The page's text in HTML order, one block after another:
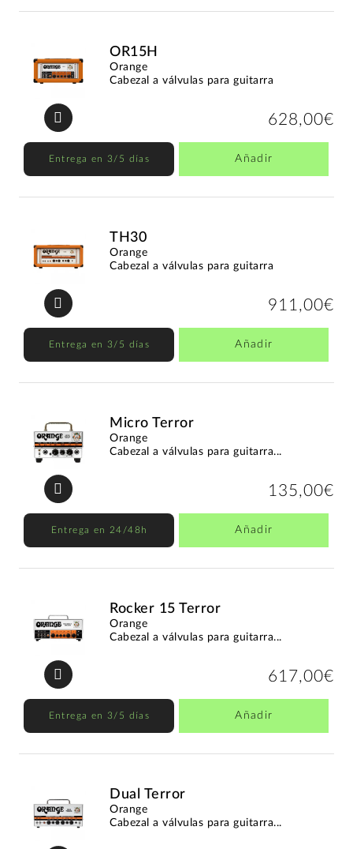
OR15H
Orange
Cabezal a válvulas para guitarra
628,00€
Entrega en 3/5 días Añadir
TH30
Orange
Cabezal a válvulas para guitarra
911,00€
Entrega en 3/5 días Añadir
Micro Terror
Orange
Cabezal a válvulas para guitarra...
135,00€
Entrega en 24/48h Añadir
Rocker 15 Terror
Orange
Cabezal a válvulas para guitarra...
617,00€
Entrega en 3/5 días Añadir
Dual Terror
Orange
Cabezal a válvulas para guitarra...